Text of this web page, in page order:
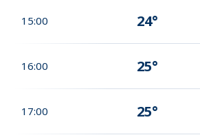
15:00 24°
16:00 25°
17:00 25°